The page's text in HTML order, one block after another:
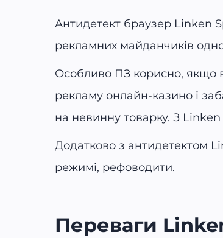
Антидетект браузер Linken
рекламних майданчиків
Особливо ПЗ корисно, якщо
рекламу онлайн-казино і
на невинну товарку. З
Додатково з антидетектом
режимі, рефоводити.
Переваги